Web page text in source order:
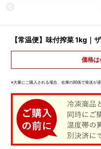
【常温便】味付搾菜 1kg｜
価格は
※大量にご購入される場合、在庫の関係で発送が